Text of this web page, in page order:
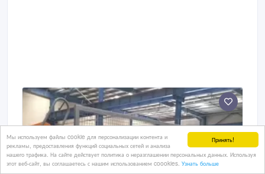
Принять!
Мы используем файлы cookie для персонализации контента и
рекламы, предоставления функций социальных сетей и анализа
нашего трафика. На сайте действует политика о неразглашении персональных данных. Используя
этот веб-сайт, вы соглашаетесь с нашим использованием coookies. Узнать больше